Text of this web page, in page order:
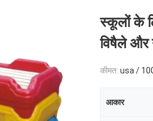
स्कूलों के
विषैले और
कीमत: usa /
आकार